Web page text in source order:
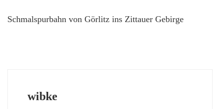
Schmalspurbahn von Görlitz ins Zittauer Gebirge
wibke